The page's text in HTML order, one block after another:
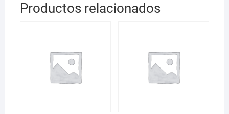
Productos relacionados